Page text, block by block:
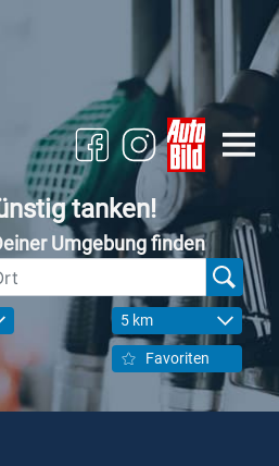
tanken!
Umgebung finden
5 km
Favoriten